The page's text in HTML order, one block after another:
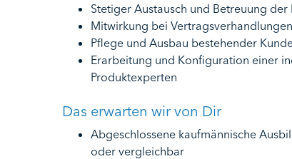
Stetiger Austausch und Betreuung der
Mitwirkung bei Vertragsverhandlungen
Pflege und Ausbau bestehender
Erarbeitung und Konfiguration einer
Produktexperten
Das erwarten wir von Dir
Abgeschlossene kaufmännische
oder vergleichbar